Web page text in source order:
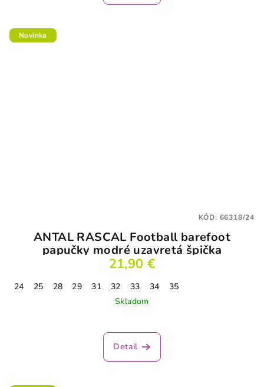
Novinka
ANTAL RASCAL Football barefoot
papučky modré uzavretá špička
21,90 €
24 25 28 29 31 32 33 34
35
Skladom
Detail
KÓD: 66318/24